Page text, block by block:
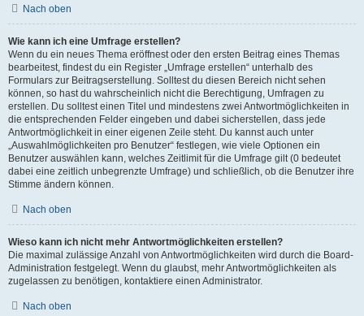
Nach oben
Wie kann ich eine Umfrage erstellen?
Wenn du ein neues Thema eröffnest oder den ersten Beitrag eines Themas
bearbeitest, findest du ein Register „Umfrage erstellen“ unterhalb des
Formulars zur Beitragserstellung. Solltest du diesen Bereich nicht sehen
können, so hast du wahrscheinlich nicht die Berechtigung, Umfragen zu
erstellen. Du solltest einen Titel und mindestens zwei Antwortmöglichkeiten in
die entsprechenden Felder eingeben und dabei sicherstellen, dass jede
Antwortmöglichkeit in einer eigenen Zeile steht. Du kannst auch unter
„Auswahlmöglichkeiten pro Benutzer“ festlegen, wie viele Optionen ein
Benutzer auswählen kann, welches Zeitlimit für die Umfrage gilt (0 bedeutet
dabei eine zeitlich unbegrenzte Umfrage) und schließlich, ob die Benutzer ihre
Stimme ändern können.
Nach oben
Wieso kann ich nicht mehr Antwortmöglichkeiten erstellen?
Die maximal zulässige Anzahl von Antwortmöglichkeiten wird durch die Board-
Administration festgelegt. Wenn du glaubst, mehr Antwortmöglichkeiten als
zugelassen zu benötigen, kontaktiere einen Administrator.
Nach oben